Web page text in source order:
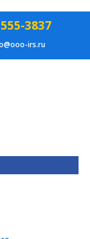
3837
irs.ru